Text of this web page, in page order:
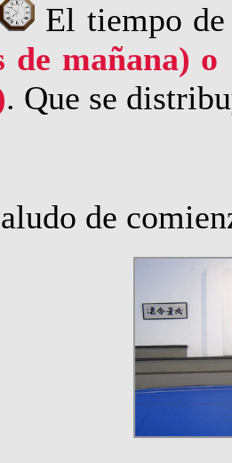
El tiempo
de mañana)
. Que se
de